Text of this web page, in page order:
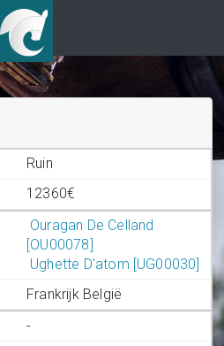
Ruin
12360€
Ouragan De Celland
[OU00078]
Ughette D'atom [UG00030]
Frankrijk België
-